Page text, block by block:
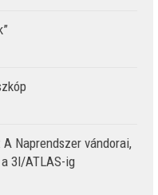
A Naprendszer vándorai,
3I/ATLAS-ig